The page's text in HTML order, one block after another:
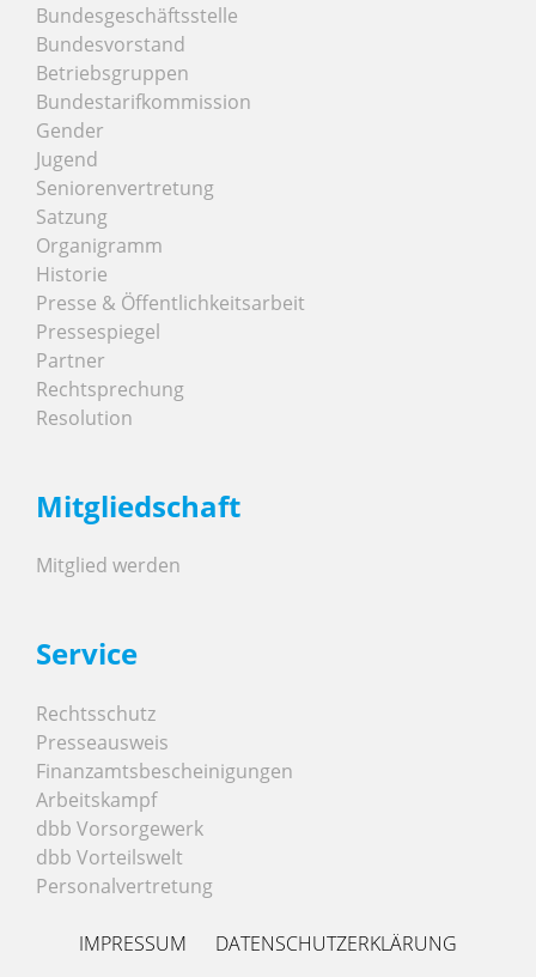
Bundesgeschäftsstelle
Bundesvorstand
Betriebsgruppen
Bundestarifkommission
Gender
Jugend
Seniorenvertretung
Satzung
Organigramm
Historie
Presse & Öffentlichkeitsarbeit
Pressespiegel
Partner
Rechtsprechung
Resolution
Mitgliedschaft
Mitglied werden
Service
Rechtsschutz
Presseausweis
Finanzamtsbescheinigungen
Arbeitskampf
dbb Vorsorgewerk
dbb Vorteilswelt
Personalvertretung
IMPRESSUM DATENSCHUTZERKLÄRUNG